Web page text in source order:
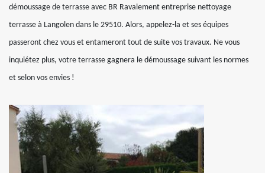
démoussage de terrasse avec BR Ravalement entreprise nettoyage
terrasse à Langolen dans le 29510. Alors, appelez-la et ses équipes
passeront chez vous et entameront tout de suite vos travaux. Ne vous
inquiétez plus, votre terrasse gagnera le démoussage suivant les normes
et selon vos envies !